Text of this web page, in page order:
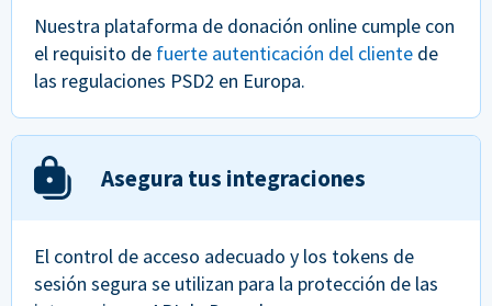
Nuestra plataforma de donación online cumple con
el requisito de fuerte autenticación del cliente de
las regulaciones PSD2 en Europa.
Asegura tus integraciones
El control de acceso adecuado y los tokens de
sesión segura se utilizan para la protección de las